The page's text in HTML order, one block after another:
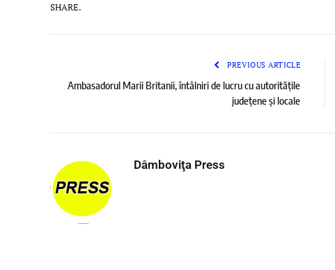
SHARE.
PREVIOUS ARTICLE
Ambasadorul Marii Britanii, întâlniri de lucru cu autoritățile
județene și locale
Dâmboviţa Press